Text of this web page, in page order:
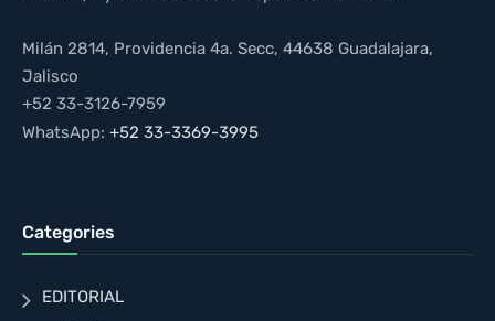
Milán 2814, Providencia 4a. Secc, 44638 Guadalajara,
Jalisco
+52 33-3126-7959
WhatsApp: +52 33-3369-3995
Categories
EDITORIAL